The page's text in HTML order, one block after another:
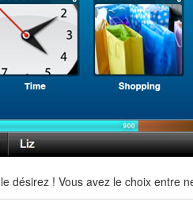
désirez ! Vous avez le choix entre